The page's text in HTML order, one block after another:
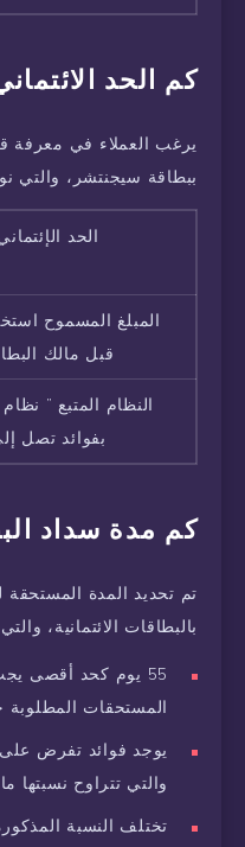
كم الحد
يرغب العملاء في معرفة
ببطاقة سيجنتشر، والتي
الحد
المبلغ المسموح
قبل مالك
النظام المتبع ”
بفوائد تصل
كم مدة سداد
تم تحديد المدة
بالبطاقات الائتمانية،
55 يوم كحد أقصى
المستحقات المطلوبة
يوجد فوائد تفرض
والتي تتراوح نسبتها ما بين
تختلف النسبة